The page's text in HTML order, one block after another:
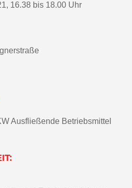
16.38 bis 18.00 Uhr
Ausfließende Betriebsmittel